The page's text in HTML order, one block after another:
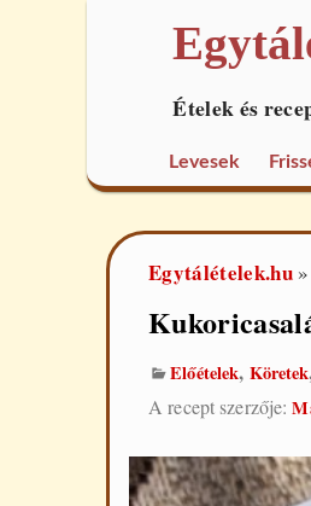
Ételek és
Levesek
Egytálételek.hu
Előételek, Köretek
A recept szerzője: